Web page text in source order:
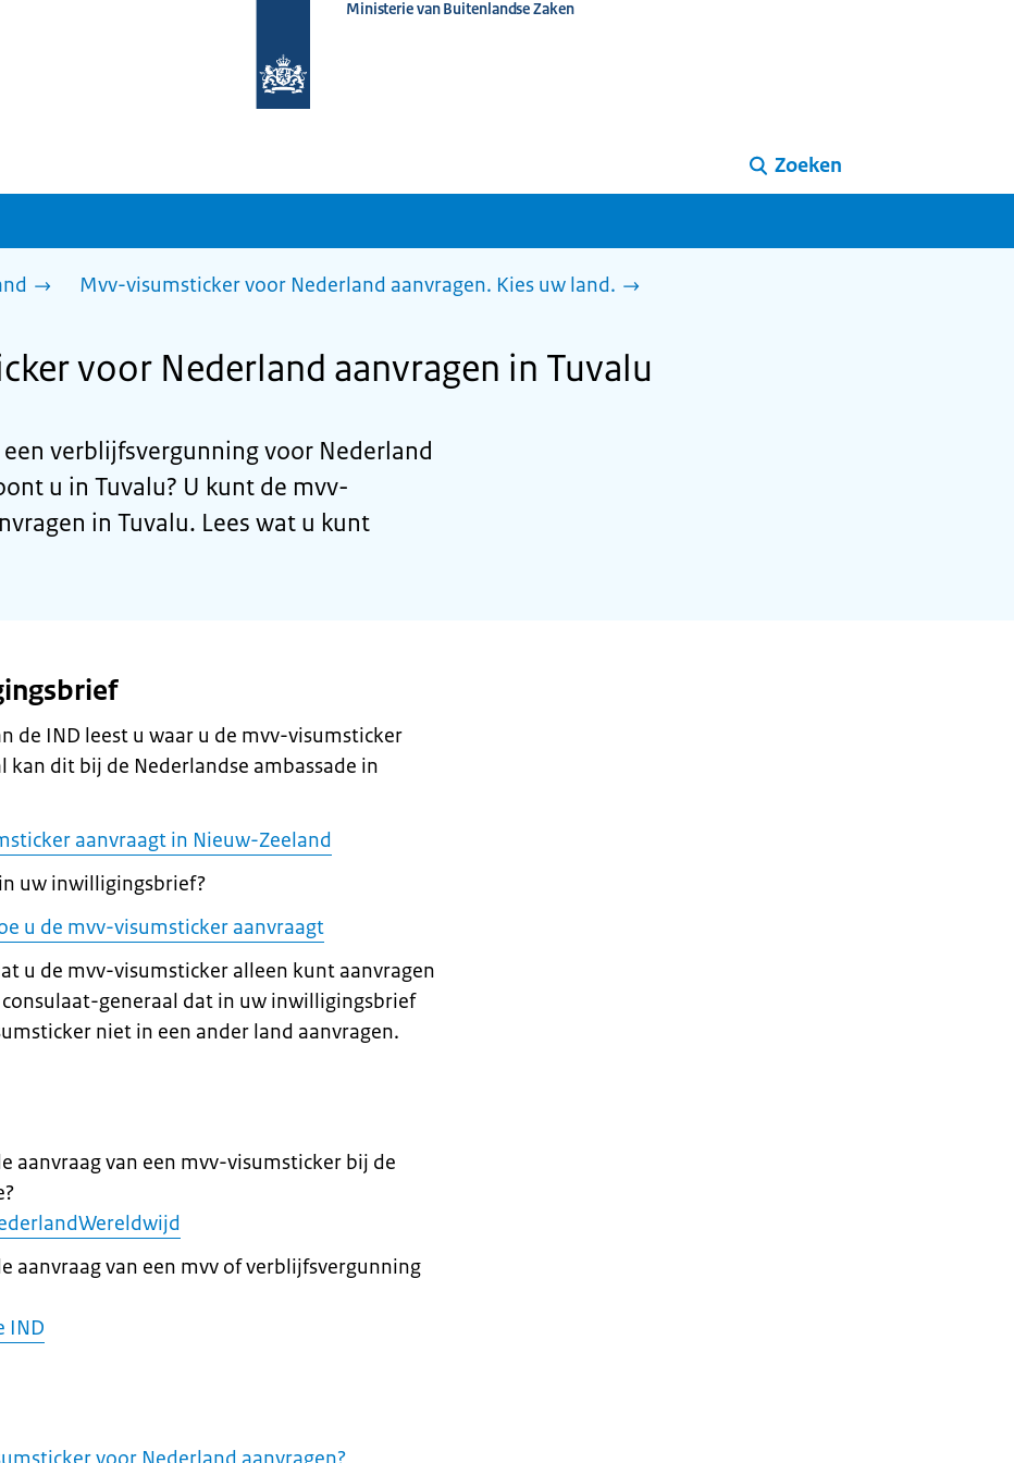
homepage
Ministerie van Buitenlandse Zaken
Zoeken
Mvv-visumsticker voor Nederland aanvragen. Kies uw land.
voor Nederland aanvragen in Tuvalu
verblijfsvergunning voor Nederland
u in Tuvalu? U kunt de mvv-
in Tuvalu. Lees wat u kunt
de IND leest u waar u de mvv-visumsticker
kan dit bij de Nederlandse ambassade in
aanvraagt in Nieuw-Zeeland
uw inwilligingsbrief?
u de mvv-visumsticker aanvraagt
u de mvv-visumsticker alleen kunt aanvragen
generaal dat in uw inwilligingsbrief
niet in een ander land aanvragen.
aanvraag van een mvv-visumsticker bij de
aanvraag van een mvv of verblijfsvergunning
IND